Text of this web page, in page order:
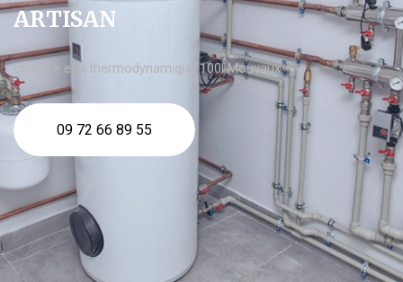
ARTISAN
chauffe eau thermodynamique 100l Mouvaux
09 72 66 89 55